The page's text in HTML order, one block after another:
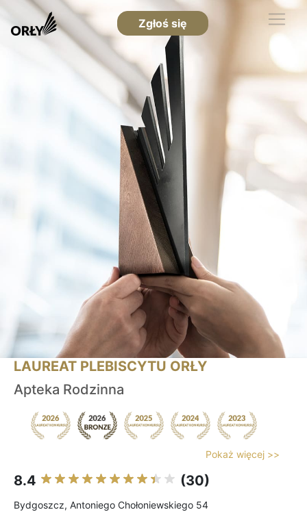
Zgłoś się
LAUREAT PLEBISCYTU ORŁY
Apteka Rodzinna
Pokaż więcej >>
8.4 (30)
Bydgoszcz, Antoniego Chołoniewskiego 54